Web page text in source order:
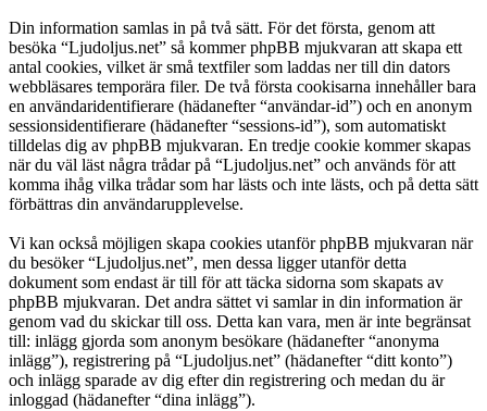
Din information samlas in på två sätt. För det första, genom att
besöka “Ljudoljus.net” så kommer phpBB mjukvaran att skapa ett
antal cookies, vilket är små textfiler som laddas ner till din dators
webbläsares temporära filer. De två första cookisarna innehåller bara
en användaridentifierare (hädanefter “användar-id”) och en anonym
sessionsidentifierare (hädanefter “sessions-id”), som automatiskt
tilldelas dig av phpBB mjukvaran. En tredje cookie kommer skapas
när du väl läst några trådar på “Ljudoljus.net” och används för att
komma ihåg vilka trådar som har lästs och inte lästs, och på detta sätt
förbättras din användarupplevelse.
Vi kan också möjligen skapa cookies utanför phpBB mjukvaran när
du besöker “Ljudoljus.net”, men dessa ligger utanför detta
dokument som endast är till för att täcka sidorna som skapats av
phpBB mjukvaran. Det andra sättet vi samlar in din information är
genom vad du skickar till oss. Detta kan vara, men är inte begränsat
till: inlägg gjorda som anonym besökare (hädanefter “anonyma
inlägg”), registrering på “Ljudoljus.net” (hädanefter “ditt konto”)
och inlägg sparade av dig efter din registrering och medan du är
inloggad (hädanefter “dina inlägg”).